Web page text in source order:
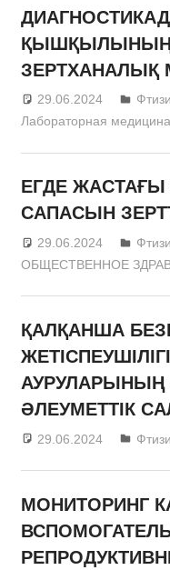
ҚЫШҚЫЛЫНЫҢ
ЗЕРТХАНАЛЫҚ
29.06.2024 admin
Лабораторная медицина
ЕГДЕ
САПАСЫН
29.06.2024 admin
ОБЩЕСТВЕННОЕ
ҚАЛҚАНША
ӘЛЕУМЕТТІК
29.06.2024 admin
МОНИТОРИНГ